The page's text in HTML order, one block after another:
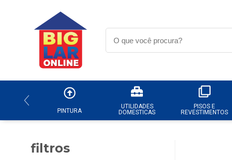
PINTURA
UTILIDADES
DOMESTICAS
PISOS E
REVESTIMENTOS
filtros